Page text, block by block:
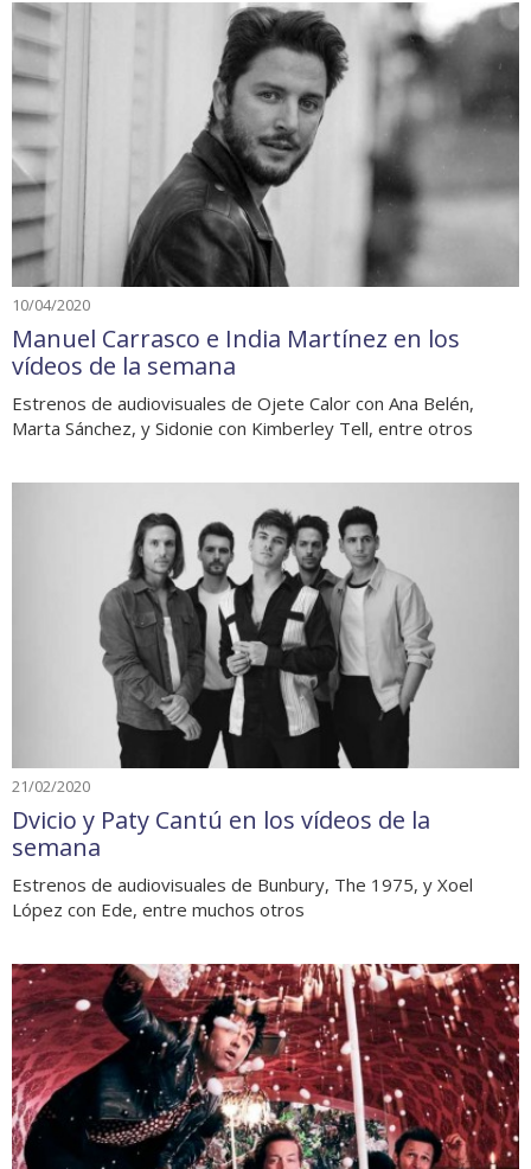
10/04/2020
Manuel Carrasco e India Martínez en los
vídeos de la semana
Estrenos de audiovisuales de Ojete Calor con Ana Belén,
Marta Sánchez, y Sidonie con Kimberley Tell, entre otros
21/02/2020
Dvicio y Paty Cantú en los vídeos de la
semana
Estrenos de audiovisuales de Bunbury, The 1975, y Xoel
López con Ede, entre muchos otros